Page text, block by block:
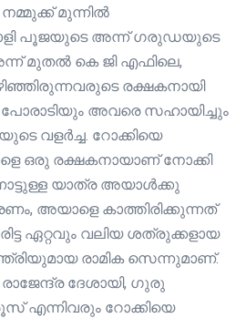
മുന്നിൽ
കാളി പൂജയുടെ അന്ന് ഗരുഡയുടെ
മുതൽ കെ ജി എഫിലെ,
രക്ഷകനായി
പോരാടിയും അവരെ സഹായിച്ചും
വളർച്ച. റോക്കിയെ
ഒരു രക്ഷകനായാണ് നോക്കി
യാത്ര അയാൾക്കു
അയാളെ കാത്തിരിക്കുന്നത്
ഏറ്റവും വലിയ ശത്രുക്കളായ
രാമിക സെന്നുമാണ്.
ദേശായി, ഗുരു
റോക്കിയെ